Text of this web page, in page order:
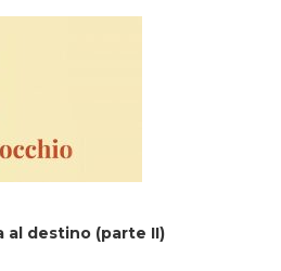
al destino (parte II)